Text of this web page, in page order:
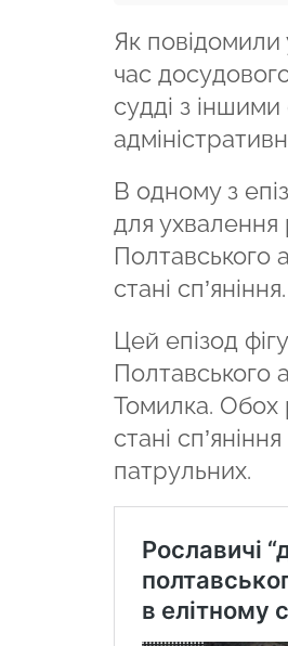
Як повідомили
час
судді з
В одному з
для ухвалення
Полтавського
стані сп’яніння.
Цей епізод
Полтавського
Томилка. Обох
стані
патрульних.